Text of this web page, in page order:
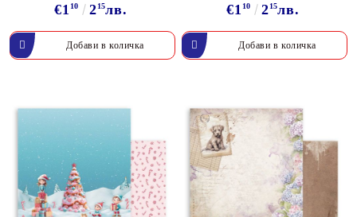
€1 10 215лв. €1 10 215лв.